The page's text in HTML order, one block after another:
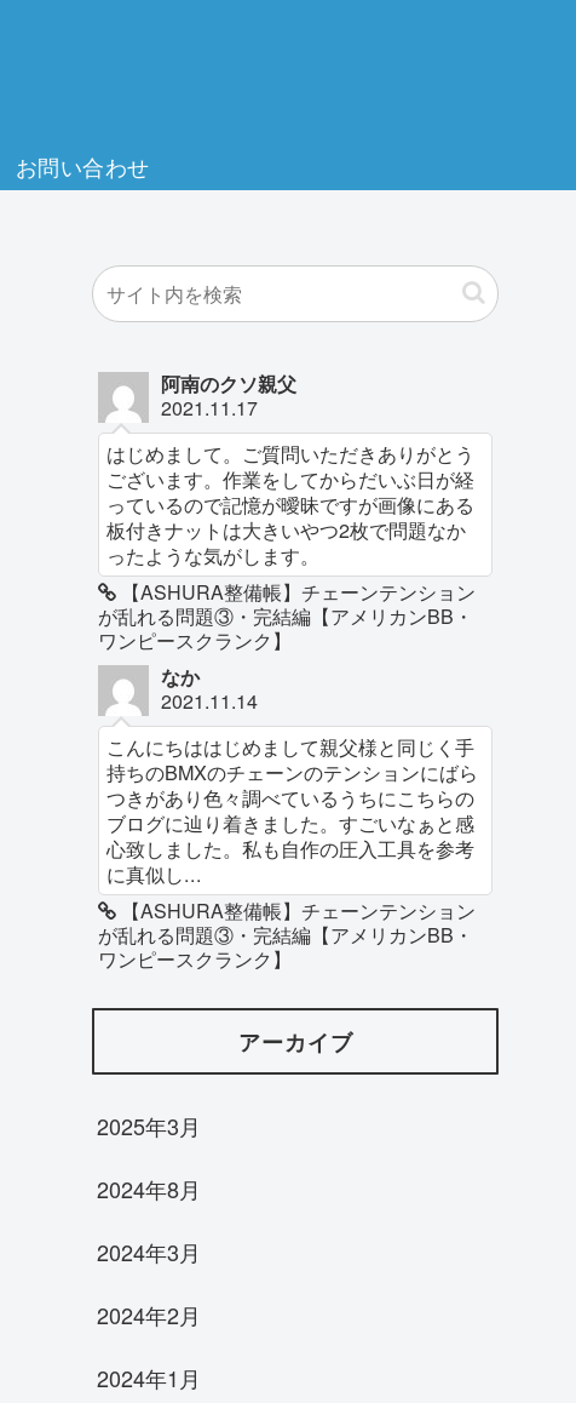
お問い合わせ
阿南のクソ親父
2021.11.17
はじめまして。ご質問いただきありがとう
ございます。作業をしてからだいぶ日が経
っているので記憶が曖昧ですが画像にある
板付きナットは大きいやつ2枚で問題なか
ったような気がします。
【ASHURA整備帳】チェーンテンション
が乱れる問題③・完結編【アメリカンBB・
ワンピースクランク】
なか
2021.11.14
こんにちははじめまして親父様と同じく手
持ちのBMXのチェーンのテンションにばら
つきがあり色々調べているうちにこちらの
ブログに辿り着きました。すごいなぁと感
心致しました。私も自作の圧入工具を参考
に真似し...
【ASHURA整備帳】チェーンテンション
が乱れる問題③・完結編【アメリカンBB・
ワンピースクランク】
アーカイブ
2025年3月
2024年8月
2024年3月
2024年2月
2024年1月